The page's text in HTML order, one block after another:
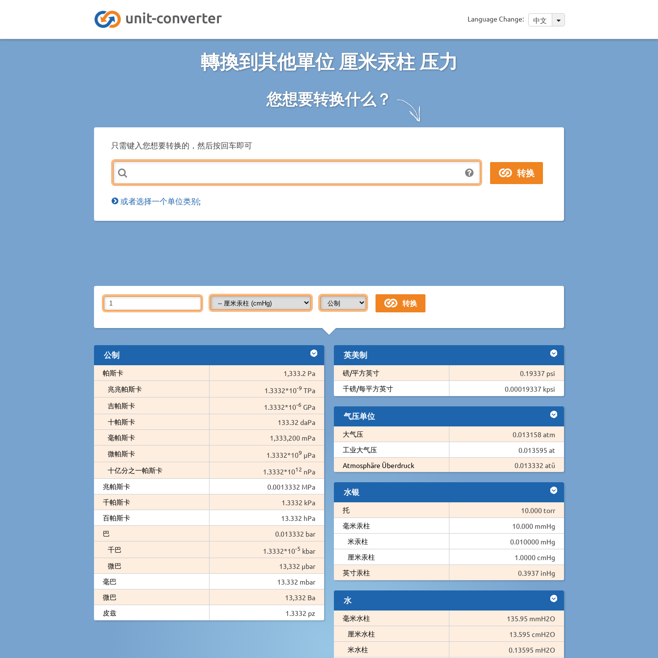
Language Change: 中文
轉換到其他單位 厘米汞柱 压力
您想要转换什么？
只需键入您想要转换的，然后按回车即可
或者选择一个单位类别;
公制
帕斯卡
1,333.2 Pa
兆兆帕斯卡
1.3332*10-9 TPa
吉帕斯卡
1.3332*10-6 GPa
十帕斯卡
133.32 daPa
毫帕斯卡
1,333,200 mPa
微帕斯卡
1.3332*109 µPa
十亿分之一帕斯卡
1.3332*1012 nPa
兆帕斯卡
0.0013332 MPa
千帕斯卡
1.3332 kPa
百帕斯卡
13.332 hPa
巴
0.013332 bar
千巴
1.3332*10-5 kbar
微巴
13,332 µbar
毫巴
13.332 mbar
微巴
13,332 Ba
皮兹
1.3332 pz
英美制
磅/平方英寸
0.19337 psi
千磅/每平方英寸
0.00019337 kpsi
气压单位
大气压
0.013158 atm
工业大气压
0.013595 at
Atmosphäre Überdruck
0.013332 atü
水银
托
10.000 torr
毫米汞柱
10.000 mmHg
米汞柱
0.010000 mHg
厘米汞柱
1.0000 cmHg
英寸汞柱
0.3937 inHg
水
毫米水柱
135.95 mmH2O
厘米水柱
13.595 cmH2O
米水柱
0.13595 mH2O